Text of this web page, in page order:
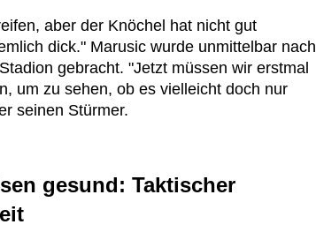
aber der Knöchel hat nicht gut
dick." Marusic wurde unmittelbar nach
gebracht. "Jetzt müssen wir erstmal
um zu sehen, ob es vielleicht doch nur
seinen Stürmer.
gesund: Taktischer